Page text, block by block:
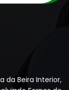
da Beira Interior,